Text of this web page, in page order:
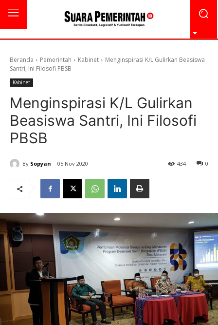
Beranda Pemerintah Kabinet
Menginspirasi K/L Gulirkan Beasiswa
Santri, Ini Filosofi PBSB
Kabinet
Menginspirasi K/L Gulirkan
Beasiswa Santri, Ini Filosofi
PBSB
By Sopyan 05 Nov 2020 0
434